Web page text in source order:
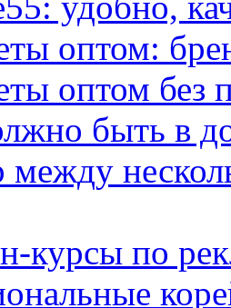
оптом:
оптом без
быть в
курсы по